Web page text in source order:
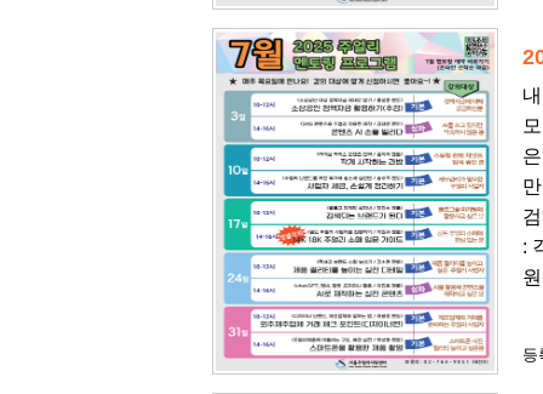
:
등